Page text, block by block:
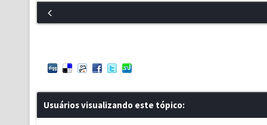
Usuários visualizando este tópico: